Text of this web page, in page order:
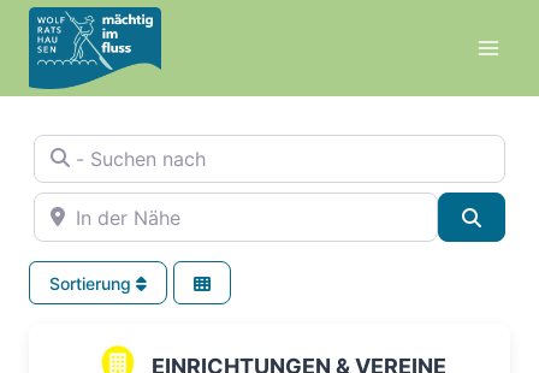
Zum
Inhalt
springen
- Suchen nach
In der Nähe
Sortierung
EINRICHTUNGEN & VEREINE